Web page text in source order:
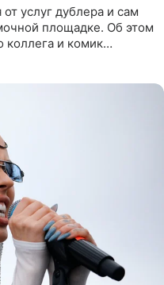
услуг дублера и сам
площадке. Об этом
коллега и комик